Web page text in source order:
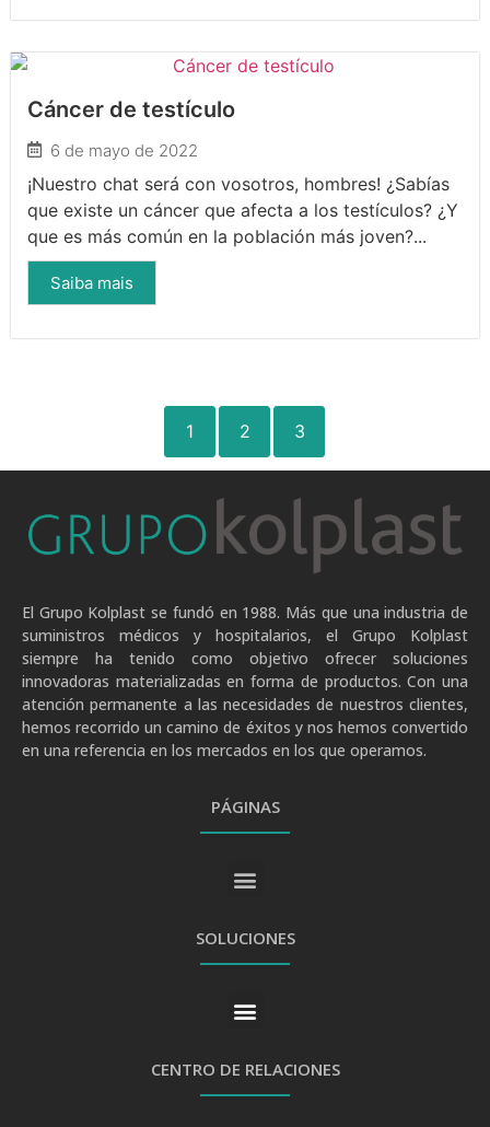
Cáncer de testículo
6 de mayo de 2022
¡Nuestro chat será con vosotros, hombres! ¿Sabías
que existe un cáncer que afecta a los testículos? ¿Y
que es más común en la población más joven?...
Saiba mais
1 2 3
El Grupo Kolplast se fundó en 1988. Más que una industria de
suministros médicos y hospitalarios, el Grupo Kolplast
siempre ha tenido como objetivo ofrecer soluciones
innovadoras materializadas en forma de productos. Con una
atención permanente a las necesidades de nuestros clientes,
hemos recorrido un camino de éxitos y nos hemos convertido
en una referencia en los mercados en los que operamos.
PÁGINAS
SOLUCIONES
CENTRO DE RELACIONES